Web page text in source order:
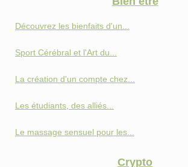
Découvrez les bienfaits d'un...
Sport Cérébral et l'Art du...
La création d'un compte chez...
Les étudiants, des alliés...
Le massage sensuel pour les...
Crypto